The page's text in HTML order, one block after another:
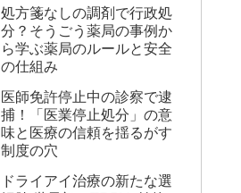
処方箋なしの調剤で行政処
分？そうごう薬局の事例か
ら学ぶ薬局のルールと安全
の仕組み
医師免許停止中の診察で逮
捕！「医業停止処分」の意
味と医療の信頼を揺るがす
制度の穴
ドライアイ治療の新たな選